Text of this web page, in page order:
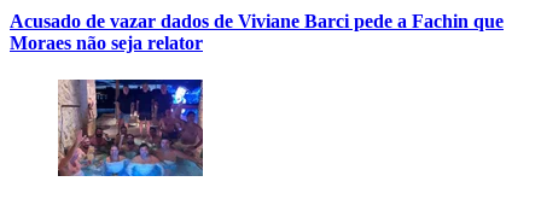
Acusado de vazar dados de Viviane Barci pede a Fachin que
Moraes não seja relator